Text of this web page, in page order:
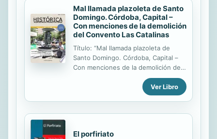
fidelidad a los reinos de Andalucía.
La Corona de Aragón se había
perdido, y la situación en la Corona
de Castilla era muy delicada. La
guerra parecía haber alcanzado un
punto de no retorno. Un año
después, la situación no podía ser
las tropas borbónicas avanzaban
Mal llamada plazoleta de Santo
Domingo. Córdoba, Capital –
Con menciones de la demolición
del Convento Las Catalinas
Título: “Mal llamada plazoleta de
Santo Domingo. Córdoba, Capital –
Con menciones de la demolición del
Convento Las Catalinas“. Autor:
Federico G. Bordese. Editor: Revista
del Archivo Fotográfico de Córdoba.
Ver Libro
El porfiriato